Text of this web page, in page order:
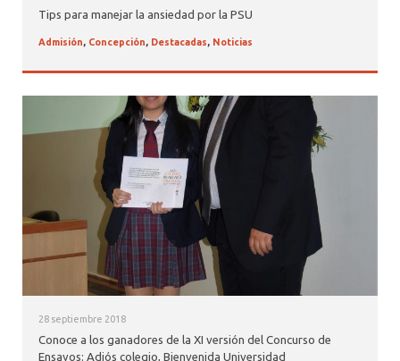
Tips para manejar la ansiedad por la PSU
Admisión, Concepción, Destacadas, Noticias
28 septiembre 2018
Conoce a los ganadores de la XI versión del Concurso de
Ensayos: Adiós colegio, Bienvenida Universidad